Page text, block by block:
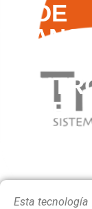
DE
DE
Esta